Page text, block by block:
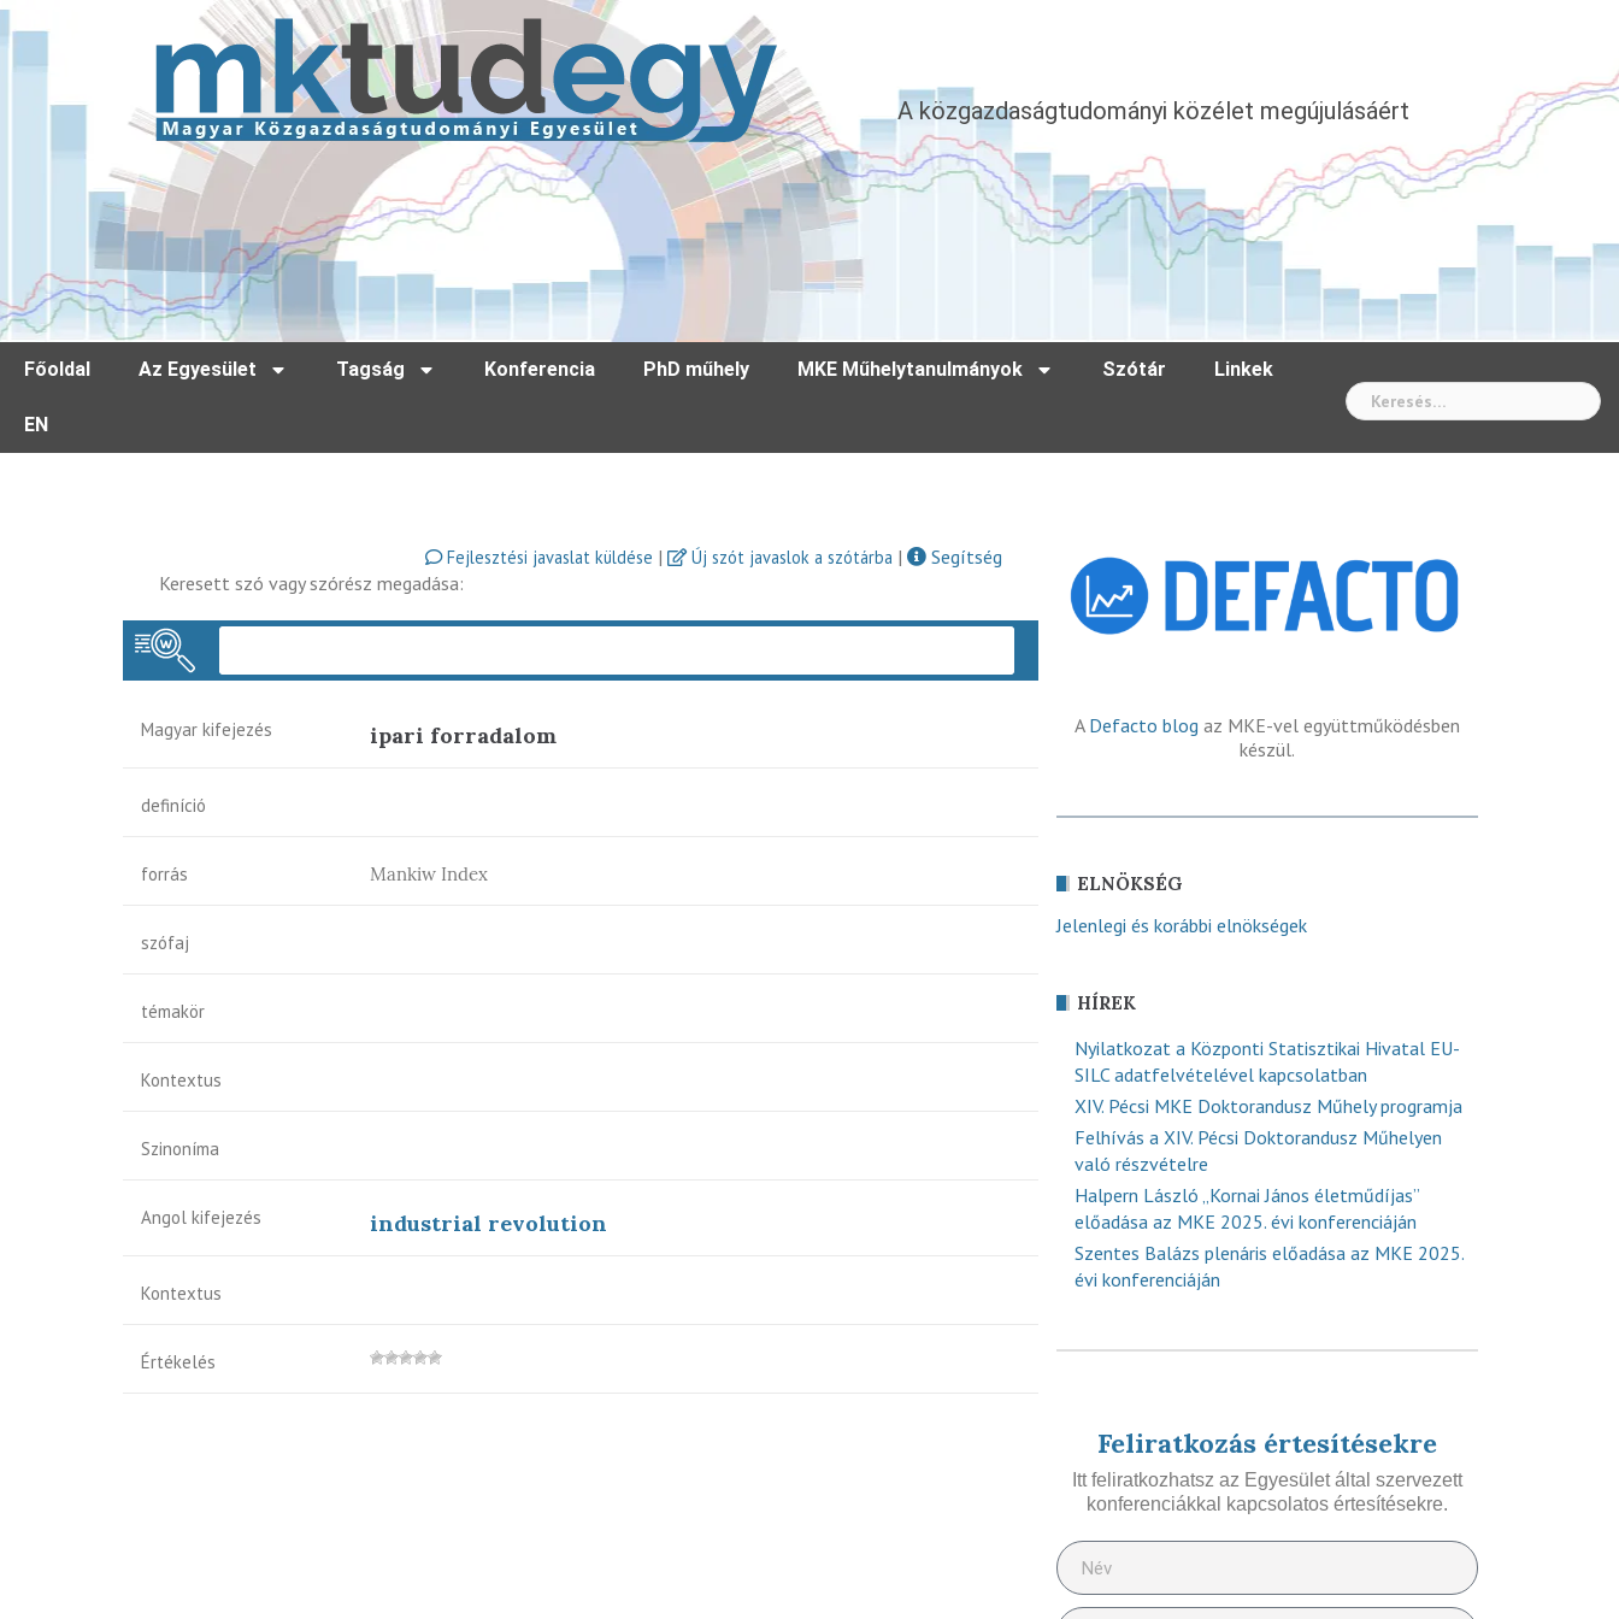
A közgazdaságtudományi közélet megújulásáért
Főoldal Az Egyesület Tagság Konferencia PhD műhely MKE Műhelytanulmányok Szótár Linkek
EN
Fejlesztési javaslat küldése | Új szót javaslok a szótárba |
Segítség
Keresett szó vagy szórész megadása:
Magyar kifejezés ipari forradalom
definíció
forrás Mankiw Index
szófaj
témakör
Kontextus
Szinoníma
Angol kifejezés industrial revolution
Kontextus
Értékelés
A Defacto blog az MKE-vel együttműködésben
készül.
ELNÖKSÉG
Jelenlegi és korábbi elnökségek
HÍREK
Nyilatkozat a Központi Statisztikai Hivatal EU-
SILC adatfelvételével kapcsolatban
XIV. Pécsi MKE Doktorandusz Műhely programja
Felhívás a XIV. Pécsi Doktorandusz Műhelyen
való részvételre
Halpern László „Kornai János életműdíjas”
előadása az MKE 2025. évi konferenciáján
Szentes Balázs plenáris előadása az MKE 2025.
évi konferenciáján
Feliratkozás értesítésekre
Itt feliratkozhatsz az Egyesület által szervezett
konferenciákkal kapcsolatos értesítésekre.